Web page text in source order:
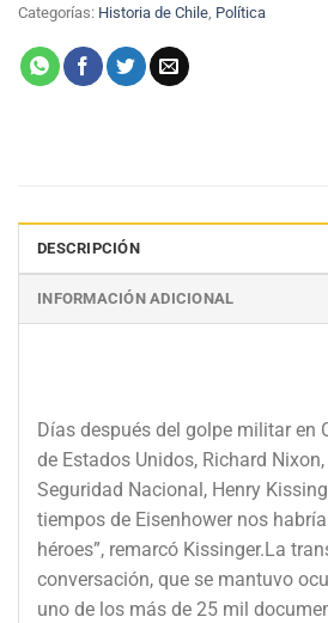
Categorías: Historia de Chile, Política
DESCRIPCIÓN
INFORMACIÓN ADICIONAL
Días después del golpe militar en
de Estados Unidos, Richard
Seguridad Nacional, Henry
tiempos de Eisenhower nos
héroes”, remarcó Kissinger.La
conversación, que se mantuvo
uno de los más de 25 mil